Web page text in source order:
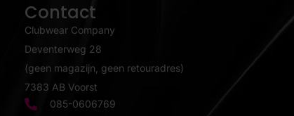
Contact
Clubwear Company
Deventerweg 28
(geen magazijn, geen retouradres)
7383 AB Voorst
085-0606769